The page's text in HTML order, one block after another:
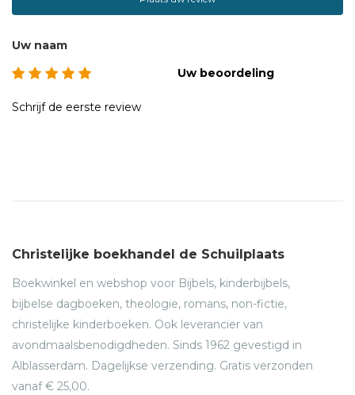
Uw naam
Uw beoordeling
Schrijf de eerste review
Christelijke boekhandel de Schuilplaats
Boekwinkel en webshop voor Bijbels, kinderbijbels,
bijbelse dagboeken, theologie, romans, non-fictie,
christelijke kinderboeken. Ook leverancier van
avondmaalsbenodigdheden. Sinds 1962 gevestigd in
Alblasserdam. Dagelijkse verzending. Gratis verzonden
vanaf € 25,00.